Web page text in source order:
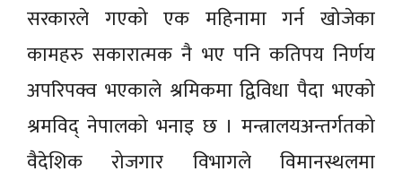
सरकारले गएको एक महिनामा गर्न खोजेका
कामहरु सकारात्मक नै भए पनि कतिपय निर्णय
अपरिपक्व भएकाले श्रमिकमा द्विविधा पैदा भएको
श्रमविद् नेपालको भनाइ छ । मन्त्रालयअन्तर्गतको
वैदेशिक रोजगार विभागले विमानस्थलमा